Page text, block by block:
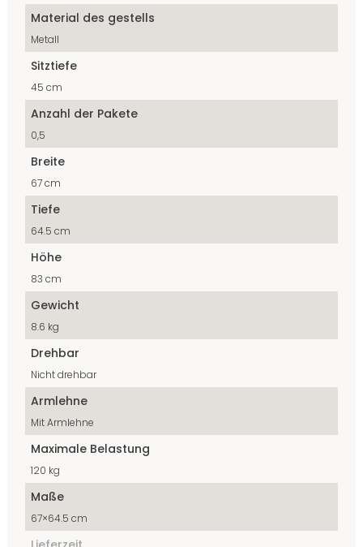
Material des gestells
Metall
Sitztiefe
45 cm
Anzahl der Pakete
0,5
Breite
67 cm
Tiefe
64.5 cm
Höhe
83 cm
Gewicht
8.6 kg
Drehbar
Nicht drehbar
Armlehne
Mit Armlehne
Maximale Belastung
120 kg
Maße
67×64.5 cm